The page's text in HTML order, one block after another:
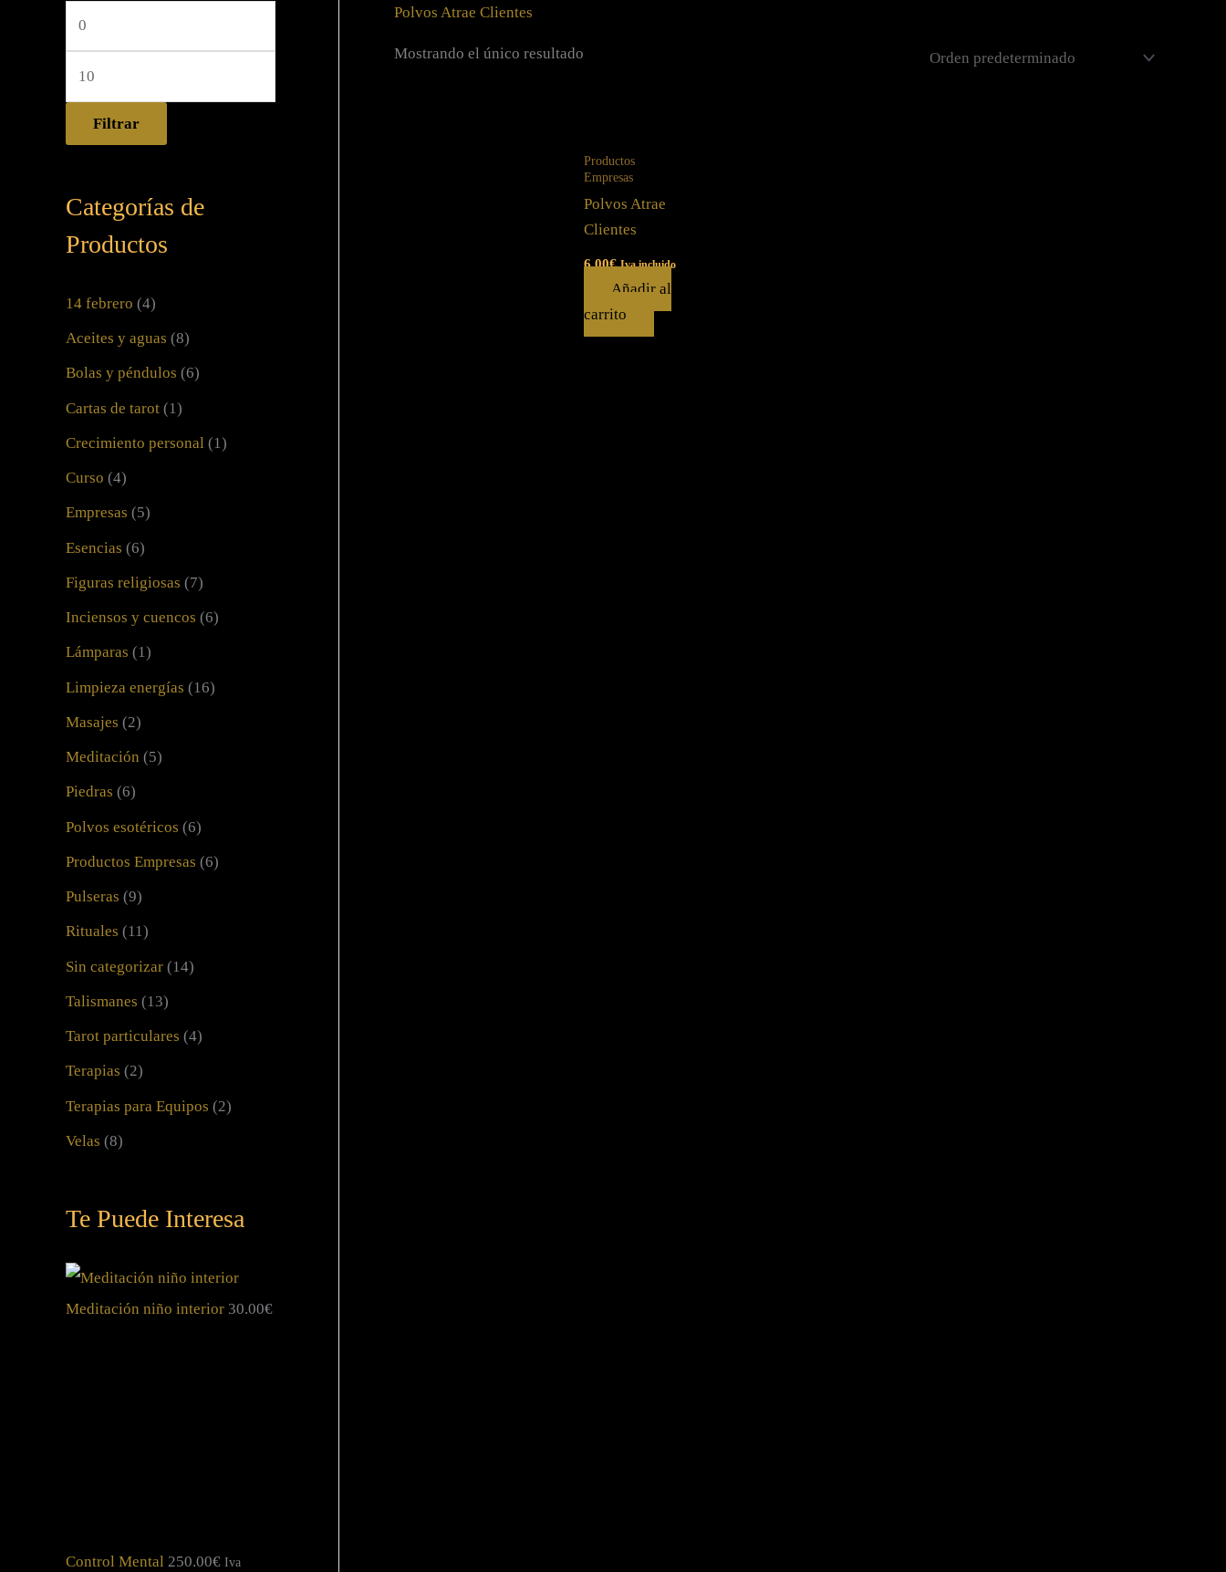
Filtrar
Categorías de
Productos
14 febrero (4)
Aceites y aguas (8)
Bolas y péndulos (6)
Cartas de tarot (1)
Crecimiento personal (1)
Curso (4)
Empresas (5)
Esencias (6)
Figuras religiosas (7)
Inciensos y cuencos (6)
Lámparas (1)
Limpieza energías (16)
Masajes (2)
Meditación (5)
Piedras (6)
Polvos esotéricos (6)
Productos Empresas (6)
Pulseras (9)
Rituales (11)
Sin categorizar (14)
Talismanes (13)
Tarot particulares (4)
Terapias (2)
Terapias para Equipos (2)
Velas (8)
Te Puede Interesa
Meditación niño interior 30.00€
Control Mental 250.00€ Iva
Polvos Atrae Clientes
Mostrando el único resultado
Productos
Empresas
Polvos Atrae
Clientes
6.00€ Iva incluido
Añadir al
carrito